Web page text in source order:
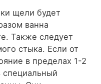
щели будет
ванна
Также следует
стыка. Если от
в пределах 1-2